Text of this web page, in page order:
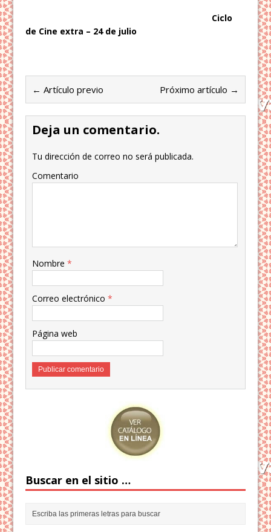
Ciclo
de Cine extra – 24 de julio
← Artículo previo Próximo artículo →
Deja un comentario.
Tu dirección de correo no será publicada.
Comentario
Nombre*
Correo electrónico*
Página web
Buscar en el sitio …